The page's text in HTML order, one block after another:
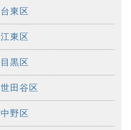
台東区
江東区
目黒区
世田谷区
中野区